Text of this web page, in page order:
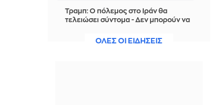
Τραμπ: Ο πόλεμος στο Ιράν θα
τελειώσει σύντομα - Δεν μπορούν να
ΠΡΙΝ ΑΠΌ 13 ΏΡΕΣΟΛΕΣ ΟΙ ΕΙΔΗΣΕΙΣ